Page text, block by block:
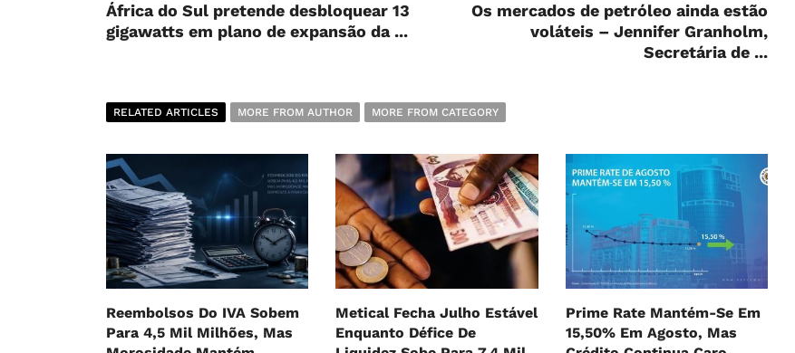
África do Sul pretende desbloquear 13
gigawatts em plano de expansão da ...
Os mercados de petróleo ainda estão
voláteis – Jennifer Granholm,
Secretária de ...
RELATED ARTICLES MORE FROM AUTHOR MORE FROM CATEGORY
Reembolsos Do IVA Sobem
Para 4,5 Mil Milhões, Mas
Metical Fecha Julho Estável
Enquanto Défice De
Prime Rate Mantém-Se Em
15,50% Em Agosto, Mas